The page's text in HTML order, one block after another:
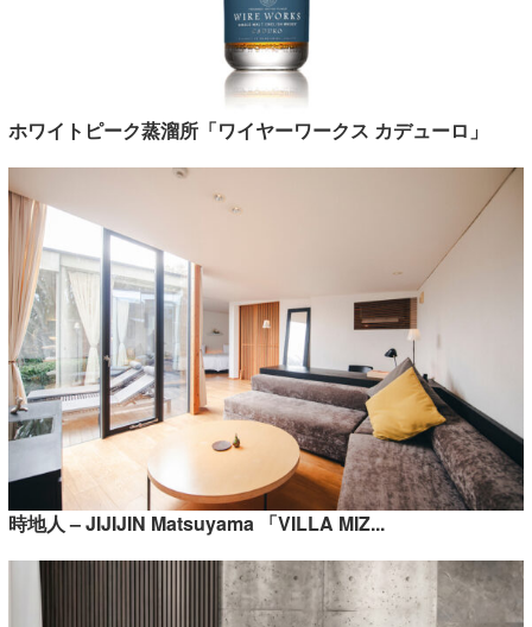
ホワイトピーク蒸溜所「ワイヤーワークス カデューロ」
時地人 – JIJIJIN Matsuyama 「VILLA MIZ...